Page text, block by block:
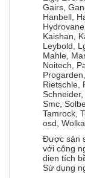
Gairs,
Hanbell,
Kaishan,
Leybold,
Mahle,
Noitech,
Rietschle,
Smc,
Tamrock,
osd,
Được sản
với công
diẹn tích
Sử dụng